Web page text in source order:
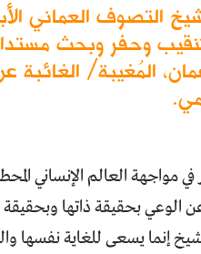
التصوف العماني
وحفر وبحث
المُغيبة/
مواجهة العالم الإنساني
عن الوعي بحقيقة ذاتها
إنما يسعى للغاية نفسها